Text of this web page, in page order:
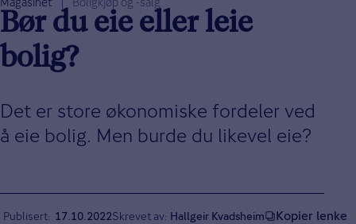
Bør du eie eller leie
bolig?
Det er store økonomiske fordeler ved
å eie bolig. Men burde du likevel eie?
Publisert 17.10.2022Skrevet av: Hallgeir Kvadsheim Kopier lenke